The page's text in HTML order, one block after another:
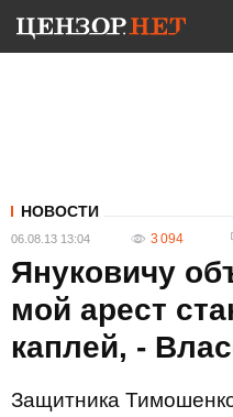
НОВОСТИ
06.08.13 13:04 3 094
Януковичу
мой арест
каплей, -
Защитника